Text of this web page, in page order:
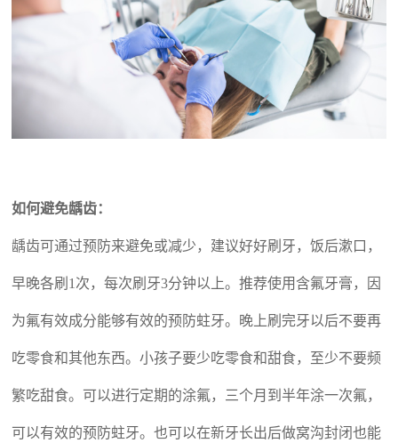
如何避免龋齿：
龋齿可通过预防来避免或减少，建议好好刷牙，饭后漱口，
早晚各刷1次，每次刷牙3分钟以上。推荐使用含氟牙膏，因
为氟有效成分能够有效的预防蛀牙。晚上刷完牙以后不要再
吃零食和其他东西。小孩子要少吃零食和甜食，至少不要频
繁吃甜食。可以进行定期的涂氟，三个月到半年涂一次氟，
可以有效的预防蛀牙。也可以在新牙长出后做窝沟封闭也能